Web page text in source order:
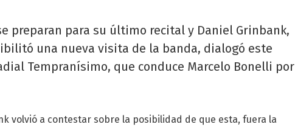
preparan para su último recital y Daniel Grinbank,
una nueva visita de la banda, dialogó este
Tempranísimo, que conduce Marcelo Bonelli por
volvió a contestar sobre la posibilidad de que esta, fuera la